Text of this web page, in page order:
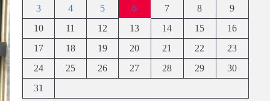
3
4 5 6 7 8
9
10
11 12 13 14 15
16
17
18 19 20 21 22
23
24
25 26 27 28 29
30
31